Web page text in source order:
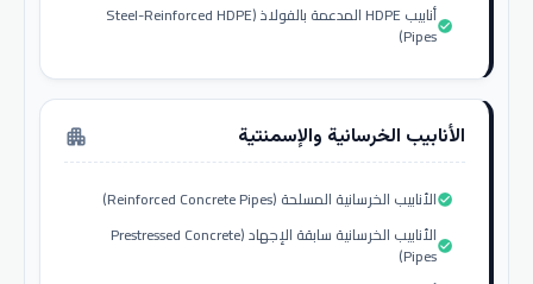
أنابيب HDPE المدعمة بالفولاذ (Steel-Reinforced HDPE
Pipes)check_circle
الأنابيب الخرسانية والإسمنتية apartment
الأنابيب الخرسانية المسلحة (Reinforced Concrete Pipes)check_circle
الأنابيب الخرسانية سابقة الإجهاد (Prestressed Concrete
Pipes)check_circle